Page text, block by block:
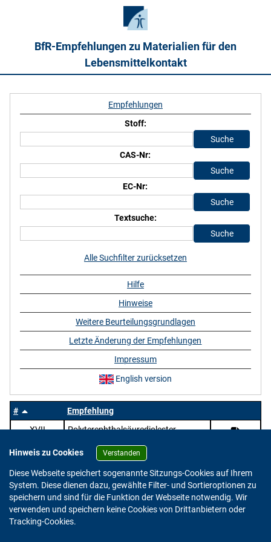
BfR-Empfehlungen zu Materialien für den
Lebensmittelkontakt
#
Empfehlung
XVII
Polyterephthalsäurediolester
Empfehlungen
Stoff:
CAS-Nr:
EC-Nr:
Textsuche:
Alle Suchfilter zurücksetzen
Hilfe
Hinweise
Weitere Beurteilungsgrundlagen
Letzte Änderung der Empfehlungen
Impressum
English version
Hinweis zu Cookies Verstanden
Diese Webseite speichert sogenannte Sitzungs-Cookies auf Ihrem
System. Diese dienen dazu, gewählte Filter- und Sortieroptionen zu
speichern und sind für die Funktion der Webseite notwendig. Wir
verwenden und speichern keine Cookies von Drittanbietern oder
Tracking-Cookies.